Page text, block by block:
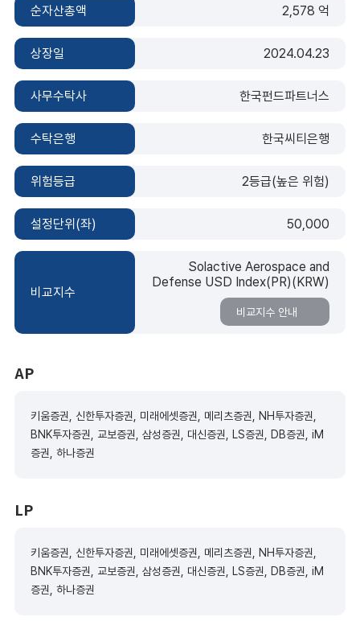
순자산총액 2,578 억
상장일 2024.04.23
사무수탁사 한국펀드파트너스
수탁은행 한국씨티은행
위험등급 2등급(높은 위험)
설정단위(좌) 50,000
비교지수
Solactive Aerospace and
Defense USD Index(PR)(KRW)
비교지수 안내
AP
키움증권, 신한투자증권, 미래에셋증권, 메리츠증권, NH투자증권,
BNK투자증권, 교보증권, 삼성증권, 대신증권, LS증권, DB증권, iM
증권, 하나증권
LP
키움증권, 신한투자증권, 미래에셋증권, 메리츠증권, NH투자증권,
BNK투자증권, 교보증권, 삼성증권, 대신증권, LS증권, DB증권, iM
증권, 하나증권